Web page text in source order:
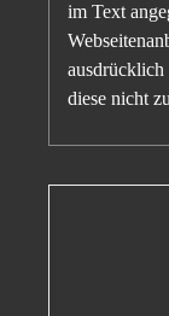
im Text
diese nicht